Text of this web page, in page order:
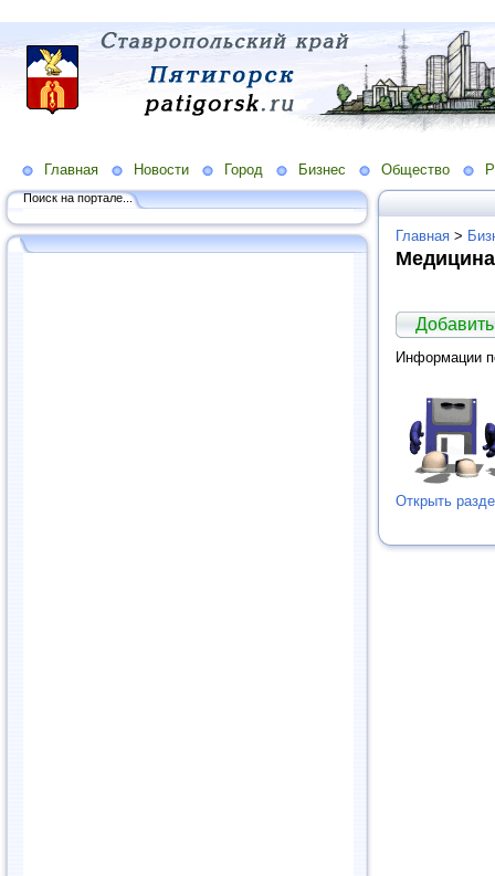
Главная Новости Город Бизнес Общество
Поиск на портале...
Главная >
Информации
Открыть